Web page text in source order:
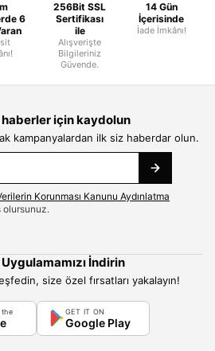
6
256Bit SSL
Sertifikası
ile
Alışverişte
Bilgileriniz
Güvende.
14 Gün
İçerisinde
İade İmkânı!
haberler için kaydolun
kampanyalardan ilk siz haberdar olun.
Korunması Kanunu Aydınlatma
olursunuz.
İndirin
size özel fırsatları yakalayın!
the GET IT ON
Google Play